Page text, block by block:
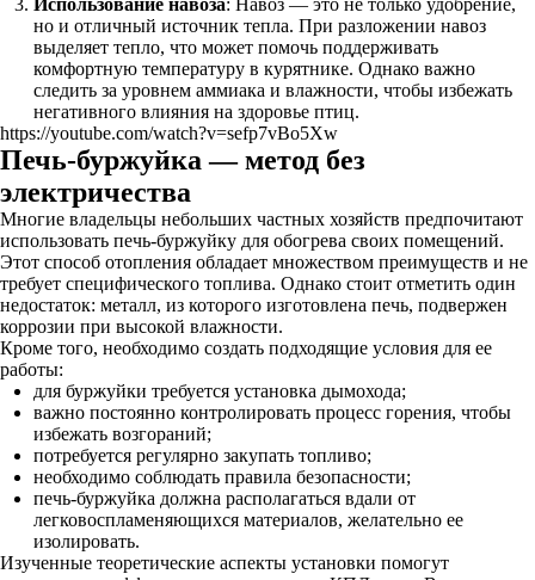
Использование навоза: Навоз — это не только удобрение,
но и отличный источник тепла. При разложении навоз
выделяет тепло, что может помочь поддерживать
комфортную температуру в курятнике. Однако важно
следить за уровнем аммиака и влажности, чтобы избежать
негативного влияния на здоровье птиц.
https://youtube.com/watch?v=sefp7vBo5Xw
Печь-буржуйка — метод без
электричества
Многие владельцы небольших частных хозяйств предпочитают
использовать печь-буржуйку для обогрева своих помещений.
Этот способ отопления обладает множеством преимуществ и не
требует специфического топлива. Однако стоит отметить один
недостаток: металл, из которого изготовлена печь, подвержен
коррозии при высокой влажности.
Кроме того, необходимо создать подходящие условия для ее
работы:
для буржуйки требуется установка дымохода;
важно постоянно контролировать процесс горения, чтобы
избежать возгораний;
потребуется регулярно закупать топливо;
необходимо соблюдать правила безопасности;
печь-буржуйка должна располагаться вдали от
легковоспламеняющихся материалов, желательно ее
изолировать.
Изученные теоретические аспекты установки помогут